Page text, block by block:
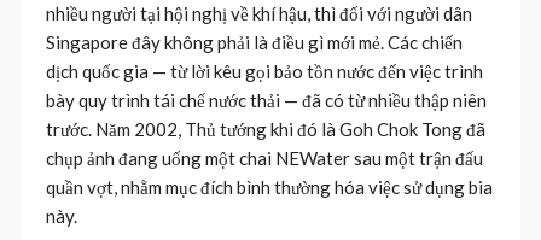
nhiều người tại hội nghị về khí hậu, thì đối với người dân
Singapore đây không phải là điều gì mới mẻ. Các chiến
dịch quốc gia — từ lời kêu gọi bảo tồn nước đến việc trình
bày quy trình tái chế nước thải — đã có từ nhiều thập niên
trước. Năm 2002, Thủ tướng khi đó là Goh Chok Tong đã
chụp ảnh đang uống một chai NEWater sau một trận đấu
quần vợt, nhằm mục đích bình thường hóa việc sử dụng bia
này.